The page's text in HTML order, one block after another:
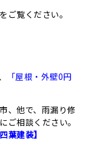
をご覧ください。
「屋根・外壁0円
、他で、雨漏り修
ご相談ください。
葉建装】